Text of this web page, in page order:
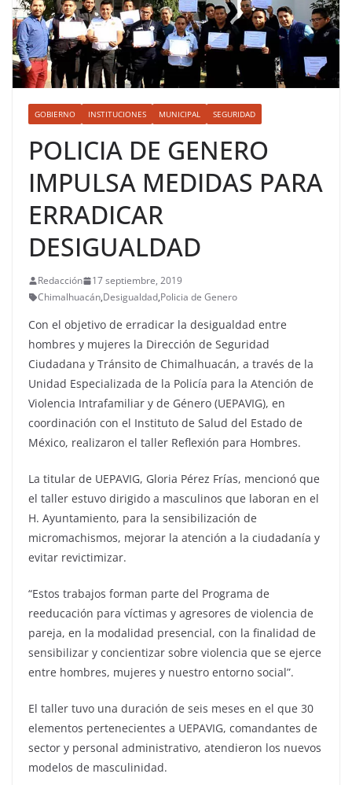
GOBIERNO INSTITUCIONES MUNICIPAL SEGURIDAD
POLICIA DE GENERO
IMPULSA MEDIDAS PARA
ERRADICAR
DESIGUALDAD
Redacción
17 septiembre, 2019
Chimalhuacán,Desigualdad,Policia de Genero
Con el objetivo de erradicar la desigualdad entre
hombres y mujeres la Dirección de Seguridad
Ciudadana y Tránsito de Chimalhuacán, a través de la
Unidad Especializada de la Policía para la Atención de
Violencia Intrafamiliar y de Género (UEPAVIG), en
coordinación con el Instituto de Salud del Estado de
México, realizaron el taller Reflexión para Hombres.
La titular de UEPAVIG, Gloria Pérez Frías, mencionó que
el taller estuvo dirigido a masculinos que laboran en el
H. Ayuntamiento, para la sensibilización de
micromachismos, mejorar la atención a la ciudadanía y
evitar revictimizar.
“Estos trabajos forman parte del Programa de
reeducación para víctimas y agresores de violencia de
pareja, en la modalidad presencial, con la finalidad de
sensibilizar y concientizar sobre violencia que se ejerce
entre hombres, mujeres y nuestro entorno social”.
El taller tuvo una duración de seis meses en el que 30
elementos pertenecientes a UEPAVIG, comandantes de
sector y personal administrativo, atendieron los nuevos
modelos de masculinidad.